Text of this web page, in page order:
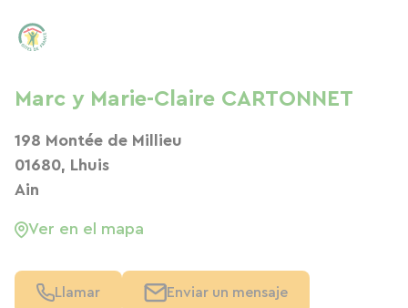
Marc y Marie-Claire CARTONNET
198 Montée de Millieu
01680, Lhuis
Ain
Ver en el mapa
Llamar Enviar un mensaje